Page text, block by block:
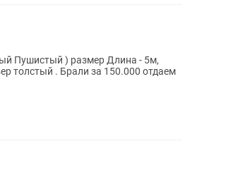
Пушистый ) размер Длина - 5м,
толстый . Брали за 150.000 отдаем